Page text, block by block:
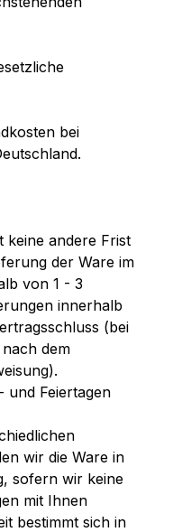
bei
keine andere Frist
der Ware im
von 1 - 3
innerhalb
(bei
dem
und Feiertagen
wir die Ware in
sofern wir keine
mit Ihnen
bestimmt sich in